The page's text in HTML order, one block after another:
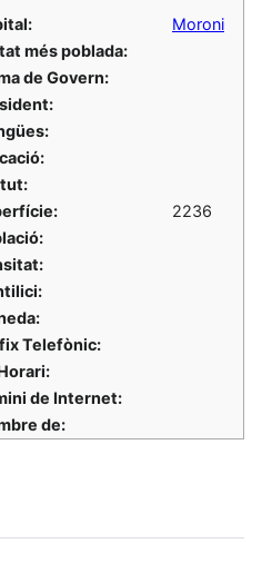
Moroni
més poblada:
de Govern:
2236
Telefònic:
de Internet:
de: